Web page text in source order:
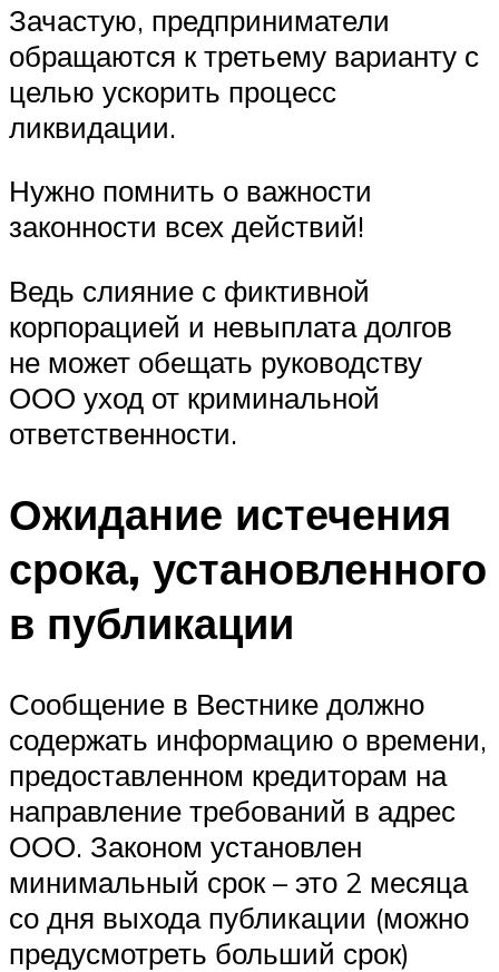
Зачастую, предприниматели
обращаются к третьему варианту с
целью ускорить процесс
ликвидации.
Нужно помнить о важности
законности всех действий!
Ведь слияние с фиктивной
корпорацией и невыплата долгов
не может обещать руководству
ООО уход от криминальной
ответственности.
Ожидание истечения
срока, установленного
в публикации
Сообщение в Вестнике должно
содержать информацию о времени,
предоставленном кредиторам на
направление требований в адрес
ООО. Законом установлен
минимальный срок – это 2 месяца
со дня выхода публикации (можно
предусмотреть больший срок)